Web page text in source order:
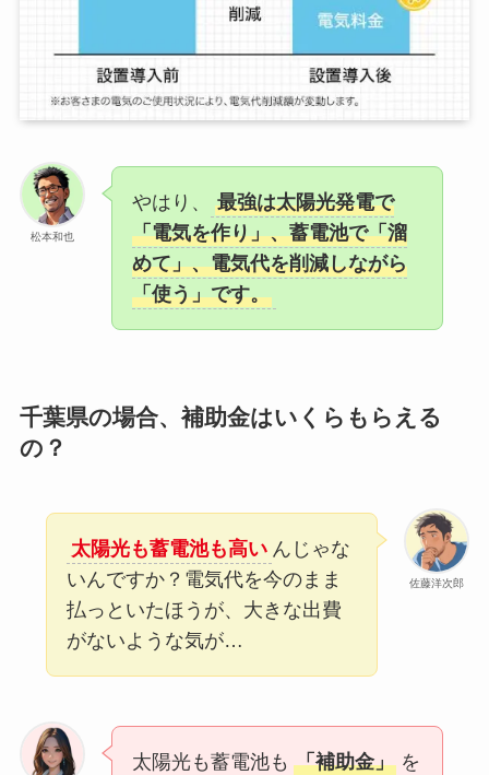
松本和也
やはり、
最強は太陽光発電で
「電気を作り」、蓄電池で「溜
めて」、電気代を削減しながら
「使う」です。
千葉県の場合、補助金はいくらもらえる
の？
佐藤洋次郎
太陽光も蓄電池も高い んじゃな
いんですか？電気代を今のまま
払っといたほうが、大きな出費
がないような気が…
太陽光も蓄電池も 「補助金」 を